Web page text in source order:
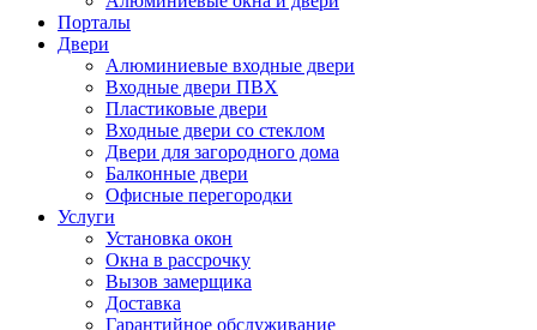
Порталы
Двери
Алюминиевые входные двери
Входные двери ПВХ
Пластиковые двери
Входные двери со стеклом
Двери для загородного дома
Балконные двери
Офисные перегородки
Услуги
Установка окон
Окна в рассрочку
Вызов замерщика
Доставка
Гарантийное обслуживание